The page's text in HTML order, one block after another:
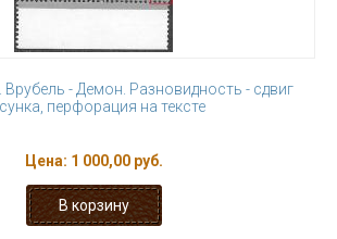
- Демон. Разновидность - сдвиг
перфорация на тексте
Цена: 1 000,00 руб.